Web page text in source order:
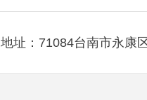
地址：71084台南市永康